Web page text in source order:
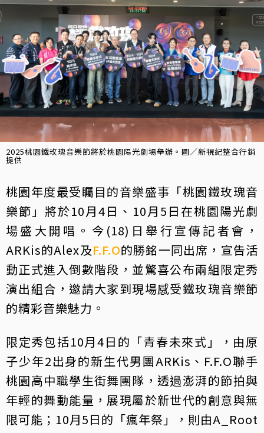
2025桃園鐵玫瑰音樂節將於桃園陽光劇場舉辦。圖／新視紀整合行銷
提供
桃園年度最受矚目的音樂盛事「桃園鐵玫瑰音
樂節」將於10月4日、10月5日在桃園陽光劇
場盛大開唱。今(18)日舉行宣傳記者會，
ARKis的Alex及F.F.O的勝銘一同出席，宣告活
動正式進入倒數階段，並驚喜公布兩組限定秀
演出組合，邀請大家到現場感受鐵玫瑰音樂節
的精彩音樂魅力。
限定秀包括10月4日的「青春未來式」，由原
子少年2出身的新生代男團ARKis、F.F.O聯手
桃園高中職學生街舞團隊，透過澎湃的節拍與
年輕的舞動能量，展現屬於新世代的創意與無
限可能；10月5日的「瘋年祭」，則由A_Root